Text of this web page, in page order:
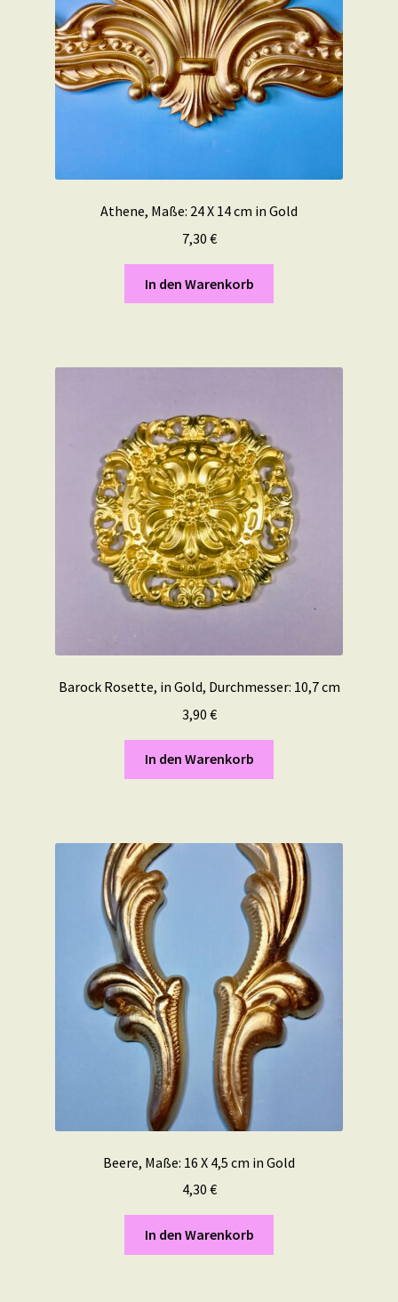
Athene, Maße: 24 X 14 cm in Gold
7,30 €
In den Warenkorb
Barock Rosette, in Gold, Durchmesser: 10,7 cm
3,90 €
In den Warenkorb
Beere, Maße: 16 X 4,5 cm in Gold
4,30 €
In den Warenkorb